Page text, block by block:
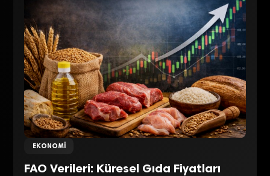
EKONOMI
FAO Verileri: Küresel Gıda Fiyatları